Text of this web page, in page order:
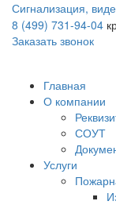
Сигнализация,
8 (499) 731-94-04
Заказать звонок
Главная
О компании
СОУТ
Услуги